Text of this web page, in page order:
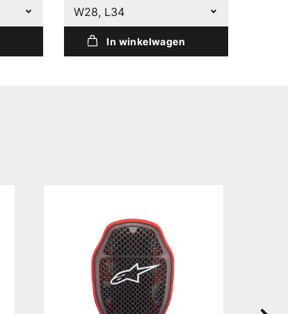
W28, L34
In winkelwagen